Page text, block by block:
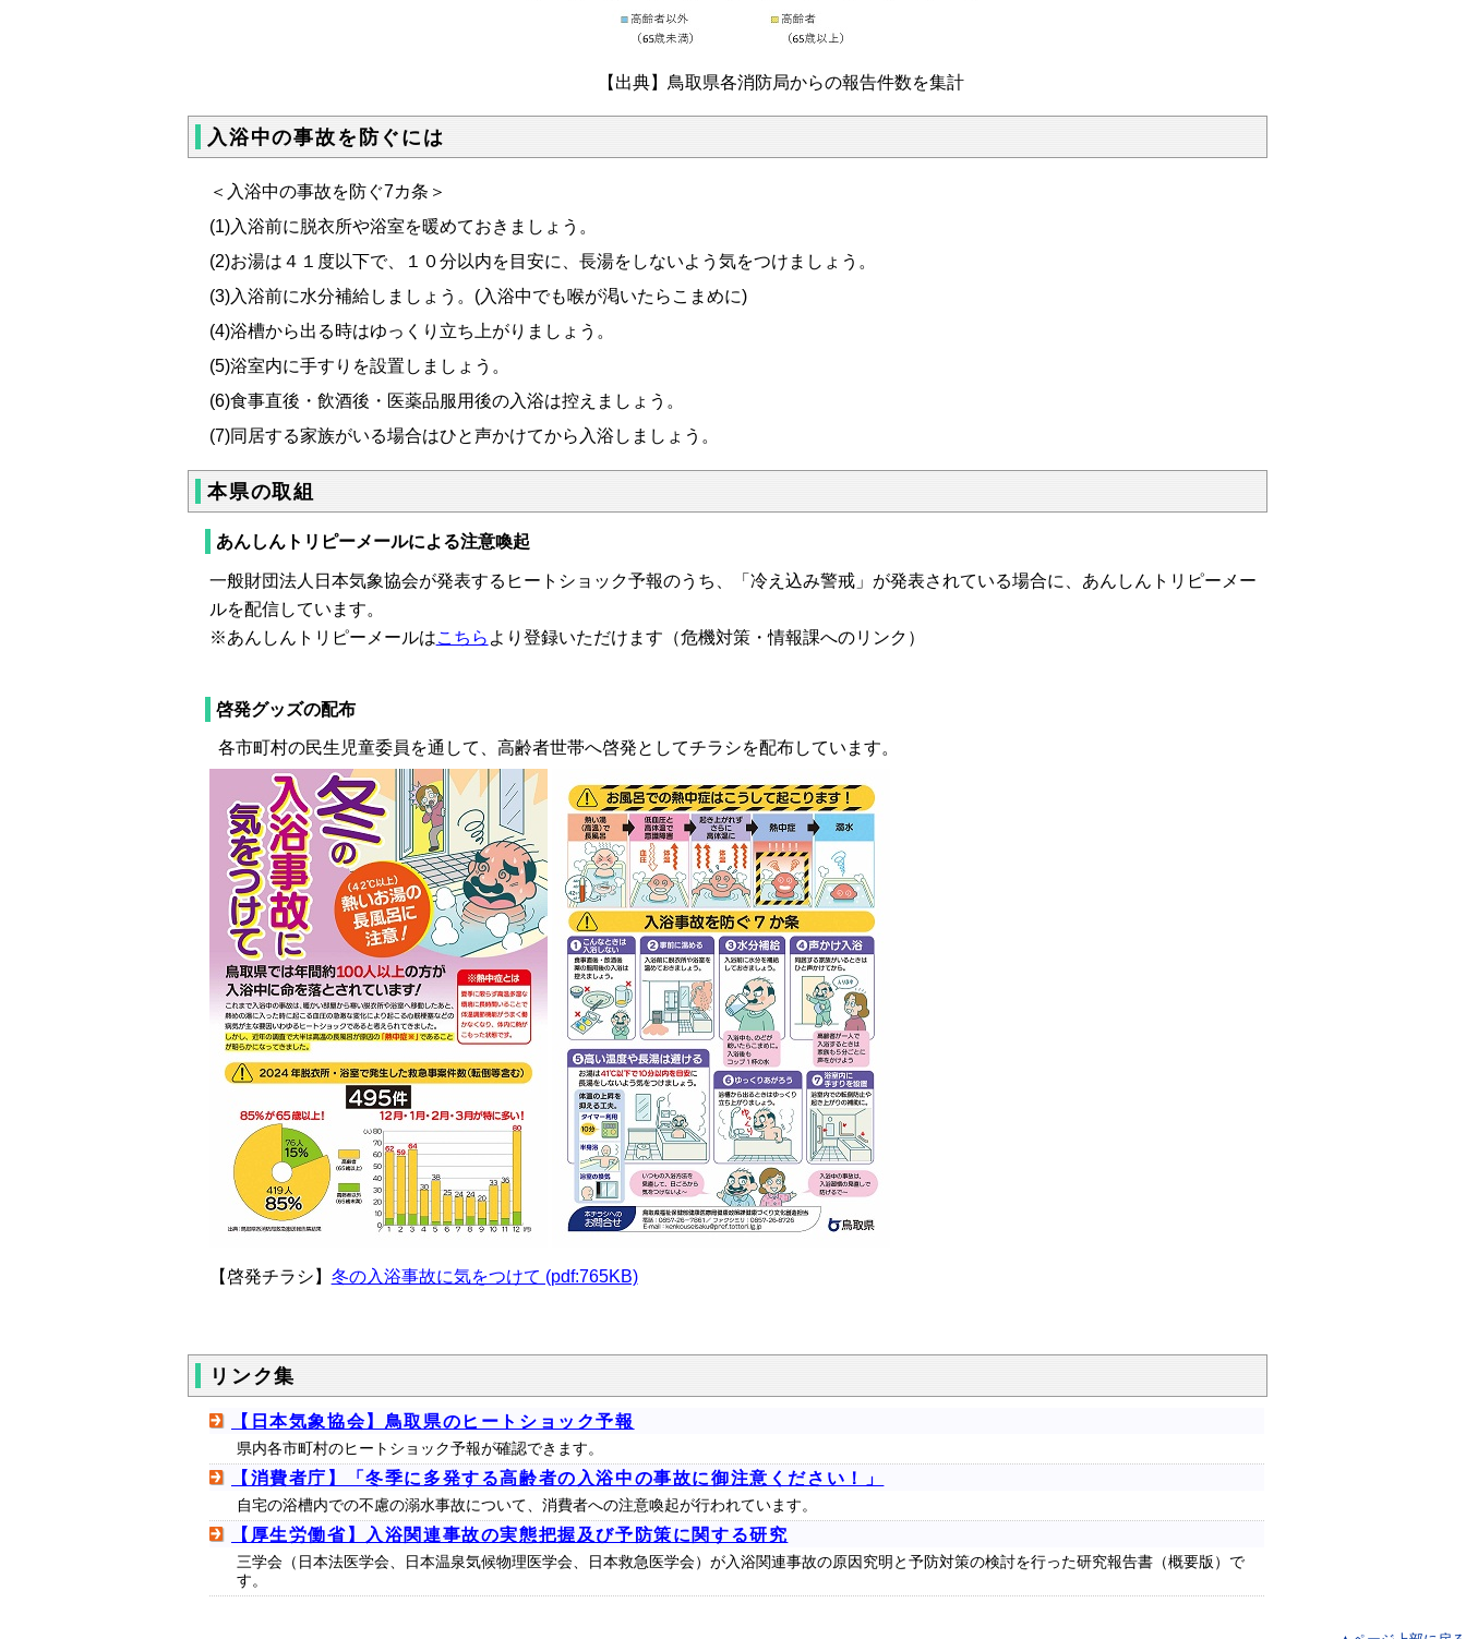
【出典】鳥取県各消防局からの報告件数を集計
入浴中の事故を防ぐには
＜入浴中の事故を防ぐ7カ条＞
(1)入浴前に脱衣所や浴室を暖めておきましょう。
(2)お湯は４１度以下で、１０分以内を目安に、長湯をしないよう気をつけましょう。
(3)入浴前に水分補給しましょう。(入浴中でも喉が渇いたらこまめに)
(4)浴槽から出る時はゆっくり立ち上がりましょう。
(5)浴室内に手すりを設置しましょう。
(6)食事直後・飲酒後・医薬品服用後の入浴は控えましょう。
(7)同居する家族がいる場合はひと声かけてから入浴しましょう。
本県の取組
あんしんトリピーメールによる注意喚起
一般財団法人日本気象協会が発表するヒートショック予報のうち、「冷え込み警戒」が発表されている場合に、あんしんトリピーメー
ルを配信しています。
※あんしんトリピーメールはこちら より登録いただけます（危機対策・情報課へのリンク）
啓発グッズの配布
各市町村の民生児童委員を通して、高齢者世帯へ啓発としてチラシを配布しています。
【啓発チラシ】 冬の入浴事故に気をつけて (pdf:765KB)
リンク集
【日本気象協会】鳥取県のヒートショック予報
県内各市町村のヒートショック予報が確認できます。
【消費者庁】「冬季に多発する高齢者の入浴中の事故に御注意ください！」
自宅の浴槽内での不慮の溺水事故について、消費者への注意喚起が行われています。
【厚生労働省】入浴関連事故の実態把握及び予防策に関する研究
三学会（日本法医学会、日本温泉気候物理医学会、日本救急医学会）が入浴関連事故の原因究明と予防対策の検討を行った研究報告書（概要版）で
す。